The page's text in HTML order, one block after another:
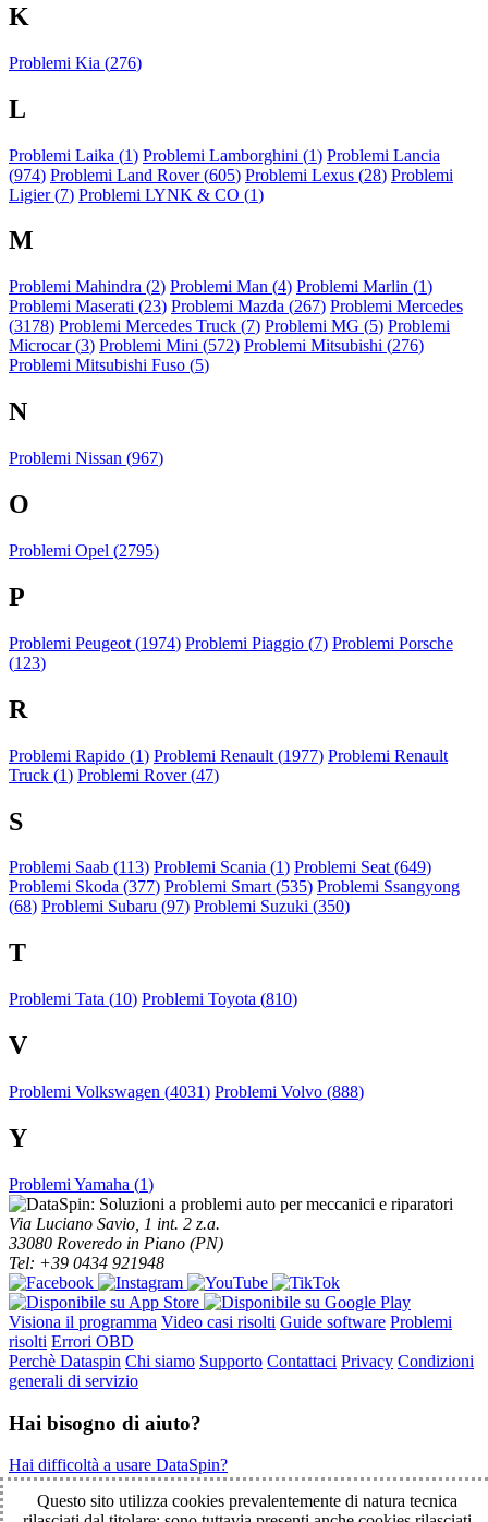
K
Problemi Kia (276)
L
Problemi Laika (1) Problemi Lamborghini (1) Problemi Lancia
(974) Problemi Land Rover (605) Problemi Lexus (28) Problemi
Ligier (7) Problemi LYNK & CO (1)
M
Problemi Mahindra (2) Problemi Man (4) Problemi Marlin (1)
Problemi Maserati (23) Problemi Mazda (267) Problemi Mercedes
(3178) Problemi Mercedes Truck (7) Problemi MG (5) Problemi
Microcar (3) Problemi Mini (572) Problemi Mitsubishi (276)
Problemi Mitsubishi Fuso (5)
N
Problemi Nissan (967)
O
Problemi Opel (2795)
P
Problemi Peugeot (1974) Problemi Piaggio (7) Problemi Porsche
(123)
R
Problemi Rapido (1) Problemi Renault (1977) Problemi Renault
Truck (1) Problemi Rover (47)
S
Problemi Saab (113) Problemi Scania (1) Problemi Seat (649)
Problemi Skoda (377) Problemi Smart (535) Problemi Ssangyong
(68) Problemi Subaru (97) Problemi Suzuki (350)
T
Problemi Tata (10) Problemi Toyota (810)
V
Problemi Volkswagen (4031) Problemi Volvo (888)
Y
Problemi Yamaha (1)
Via Luciano Savio, 1 int. 2 z.a.
33080 Roveredo in Piano (PN)
Tel: +39 0434 921948
Visiona il programma Video casi risolti Guide software Problemi
risolti Errori OBD
Perchè Dataspin Chi siamo Supporto Contattaci Privacy Condizioni
generali di servizio
Hai bisogno di aiuto?
Hai difficoltà a usare DataSpin?
Clicca per la teleassistenza!
Questo sito utilizza cookies prevalentemente di natura tecnica